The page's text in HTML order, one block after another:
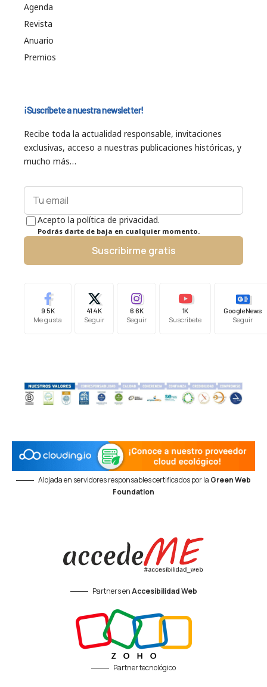
Agenda
Revista
Anuario
Premios
¡Suscríbete a nuestra newsletter!
Recibe toda la actualidad responsable, invitaciones
exclusivas, acceso a nuestras publicaciones históricas, y
mucho más…
Acepto la política de privacidad.
Podrás darte de baja en cualquier momento.
Suscribirme gratis
9.5K
Me gusta
41.4K
Seguir
6.6K
Seguir
1K
Suscríbete
Google News
Seguir
Alojada en servidores responsables certificados por la Green Web
Foundation
Partners enAccesibilidad Web
Partner tecnológico